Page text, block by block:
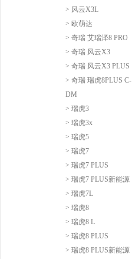
> 风云X3L
> 欧萌达
> 奇瑞 艾瑞泽8 PRO
> 奇瑞 风云X3
> 奇瑞 风云X3 PLUS
> 奇瑞 瑞虎8PLUS C-
DM
> 瑞虎3
> 瑞虎3x
> 瑞虎5
> 瑞虎7
> 瑞虎7 PLUS
> 瑞虎7 PLUS新能源
> 瑞虎7L
> 瑞虎8
> 瑞虎8 L
> 瑞虎8 PLUS
> 瑞虎8 PLUS新能源